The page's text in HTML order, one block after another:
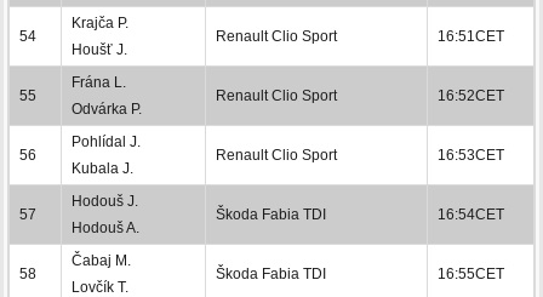
54
Krajča P.
Houšť J.
Renault Clio Sport 16:51CET
55
Frána L.
Odvárka P.
Renault Clio Sport 16:52CET
56
Pohlídal J.
Kubala J.
Renault Clio Sport 16:53CET
57
Hodouš J.
Hodouš A.
Škoda Fabia TDI 16:54CET
58
Čabaj M.
Lovčík T.
Škoda Fabia TDI 16:55CET